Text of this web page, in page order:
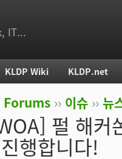
IT...
치
Forums ›› 이슈 ›› 뉴
펄 해
행합니다!
KLDP Wiki KLDP.net